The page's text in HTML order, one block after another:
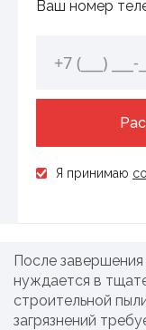
Ваш номер
Я принимаю
После
нуждается в
строительной
загрязнений